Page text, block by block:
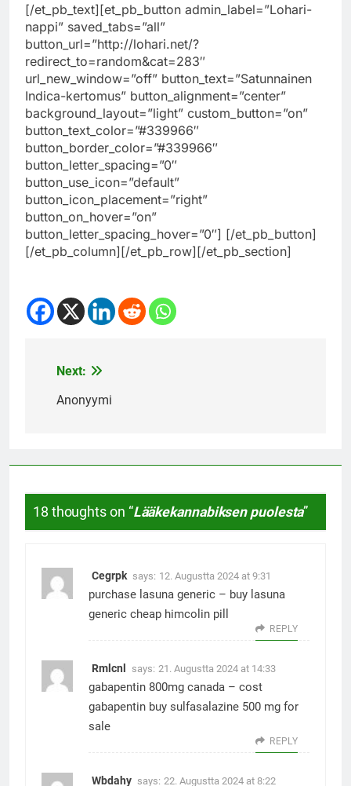
[/et_pb_text][et_pb_button admin_label=”Lohari-
nappi” saved_tabs=”all”
button_url=”http://lohari.net/?
redirect_to=random&cat=283″
url_new_window=”off” button_text=”Satunnainen
Indica-kertomus” button_alignment=”center”
background_layout=”light” custom_button=”on”
button_text_color=”#339966″
button_border_color=”#339966″
button_letter_spacing=”0″
button_use_icon=”default”
button_icon_placement=”right”
button_on_hover=”on”
button_letter_spacing_hover=”0″] [/et_pb_button]
[/et_pb_column][/et_pb_row][/et_pb_section]
Post
navigation
Next:
Anonyymi
18 thoughts on “Lääkekannabiksen puolesta”
Cegrpk says: 12. Augustta 2024 at 9:31
purchase lasuna generic – buy lasuna
generic cheap himcolin pill
REPLY
Rmlcnl says: 21. Augustta 2024 at 14:33
gabapentin 800mg canada – cost
gabapentin buy sulfasalazine 500 mg for
sale
REPLY
Wbdahy says: 22. Augustta 2024 at 8:22